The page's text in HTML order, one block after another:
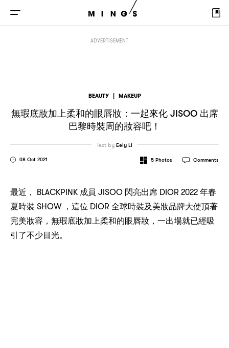
ADVERTISEMENT
BEAUTY | MAKEUP
無瑕底妝加上柔和的眼唇妝： 一起來化JISOO 出席
巴黎時裝周的妝容吧 ！
08 Oct 2021
Text byEely Li
5 Photos Comments
最近 ， BLACKPINK 成員 JISOO 閃亮出席 DIOR 2022 年春
夏時裝 SHOW ， 這位 DIOR 全球時裝及美妝品牌大使頂著
完美妝容 ， 無瑕底妝加上柔和的眼唇妝 ， 一出場就已經吸
引了不少目光。
無瑕底妝加上柔和的眼唇妝 ： 一起來化JISOO ！